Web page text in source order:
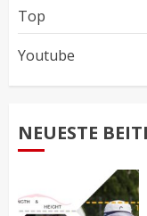
Top
Youtube
NEUESTE